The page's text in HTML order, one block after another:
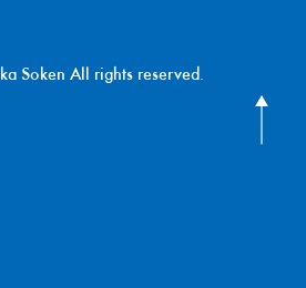
Soken All rights reserved.